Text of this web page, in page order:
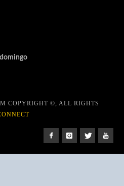
COPYRIGHT ©, ALL RIGHTS